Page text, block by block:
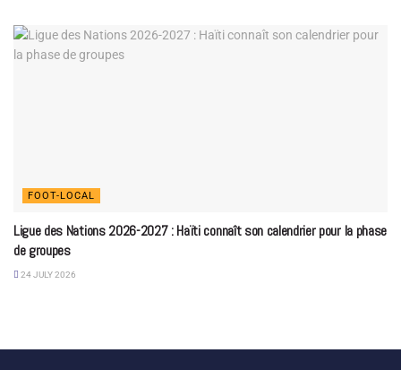
FOOT-LOCAL
Ligue des Nations 2026-2027 : Haïti connaît son calendrier pour la phase
de groupes
24 JULY 2026